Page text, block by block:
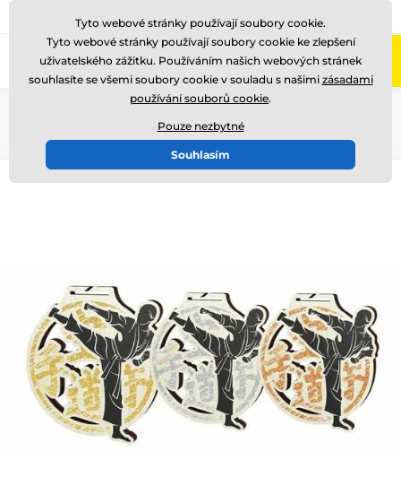
Zavolejte nám (Po-Pá 8-17)
Tyto webové stránky používají soubory cookie.
Tyto webové stránky používají soubory cookie ke zlepšení
uživatelského zážitku. Používáním našich webových stránek
souhlasíte se všemi soubory cookie v souladu s našimi zásadami
používání souborů cookie.
Pouze nezbytné
Souhlasím